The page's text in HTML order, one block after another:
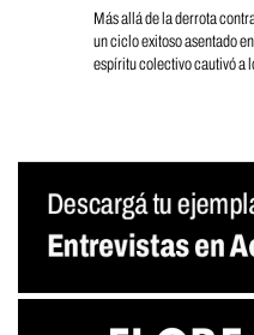
Más allá de la derrota
un ciclo exitoso asentado
espíritu colectivo cautivó a